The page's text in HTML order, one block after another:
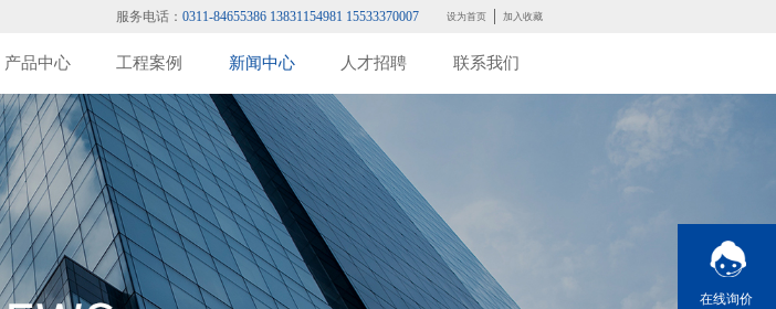
服务电话： 0311-84655386 13831154981 15533370007 设为首页 加入收藏
产品中心 工程案例 新闻中心 人才招聘 联系我们
在线询价